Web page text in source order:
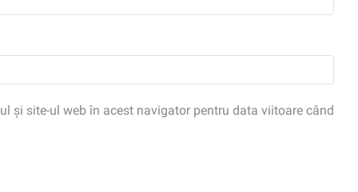
și site-ul web în acest navigator pentru data viitoare când